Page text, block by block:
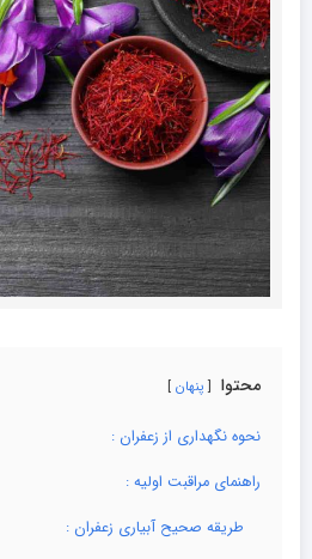
محتوا پنهان
نحوه نگهداری از زعفران :
راهنمای مراقبت اولیه :
طریقه صحیح آبیاری زعفران :